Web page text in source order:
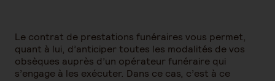
Le contrat de prestations funéraires vous permet,
quant à lui, d’anticiper toutes les modalités de vos
obsèques auprès d’un opérateur funéraire qui
s’engage à les exécuter. Dans ce cas, c’est à ce